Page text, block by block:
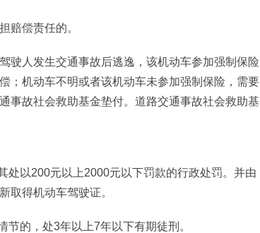
赔偿责任的。
驶人发生交通事故后逃逸，该机动车参加强制保险
；机动车不明或者该机动车未参加强制保险，需要
事故社会救助基金垫付。道路交通事故社会救助基
处以200元以上2000元以下罚款的行政处罚。并由
取得机动车驾驶证。
的，处3年以上7年以下有期徒刑。